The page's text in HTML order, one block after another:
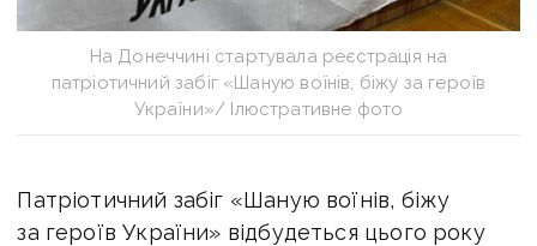
На Донеччині стартувала реєстрація на
патріотичний забіг «Шаную воїнів, біжу за героїв
України»/ Ілюстративне фото
Патріотичний забіг «Шаную воїнів, біжу
за героїв України» відбудеться цього року